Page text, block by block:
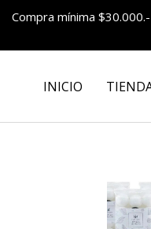
Compra mínima
INICIO